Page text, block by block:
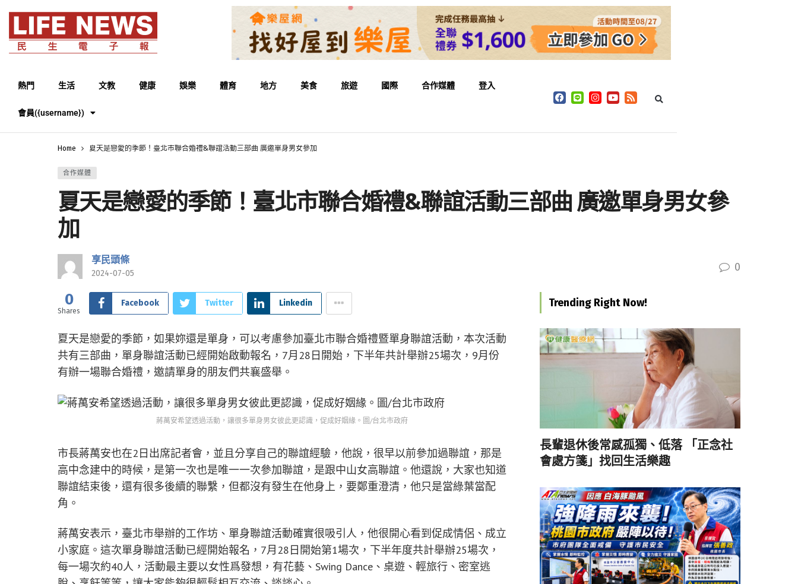
熱門 生活 文教 健康 娛樂 體育 地方 美食 旅遊 國際 合作媒體 登入
會員({username})
Home 夏天是戀愛的季節！臺北市聯合婚禮&聯誼活動三部曲 廣邀單身男女參加
合作媒體
夏天是戀愛的季節！臺北市聯合婚禮&聯誼活動三部曲 廣邀單身男女參
加
享民頭條
2024-07-05 0
0
Shares
Facebook Twitter Linkedin
夏天是戀愛的季節，如果妳還是單身，可以考慮參加臺北市聯合婚禮暨單身聯誼活動，本次活動
共有三部曲，單身聯誼活動已經開始啟動報名，7月28日開始，下半年共計舉辦25場次，9月份
有辦一場聯合婚禮，邀請單身的朋友們共襄盛舉。
蔣萬安希望透過活動，讓很多單身男女彼此更認識，促成好姻緣。圖/台北市政府
市長蔣萬安也在2日出席記者會，並且分享自己的聯誼經驗，他說，很早以前參加過聯誼，那是
高中念建中的時候，是第一次也是唯一一次參加聯誼，是跟中山女高聯誼。他還說，大家也知道
聯誼結束後，還有很多後續的聯繫，但都沒有發生在他身上，要鄭重澄清，他只是當綠葉當配
角。
蔣萬安表示，臺北市舉辦的工作坊、單身聯誼活動確實很吸引人，他很開心看到促成情侶、成立
小家庭。這次單身聯誼活動已經開始報名，7月28日開始第1場次，下半年度共計舉辦25場次，
每一場次約40人，活動最主要以女性爲發想，有花藝、Swing Dance、桌遊、輕旅行、密室逃
Trending Right Now!
長輩退休後常感孤獨、低落 「正念社
會處方箋」找回生活樂趣